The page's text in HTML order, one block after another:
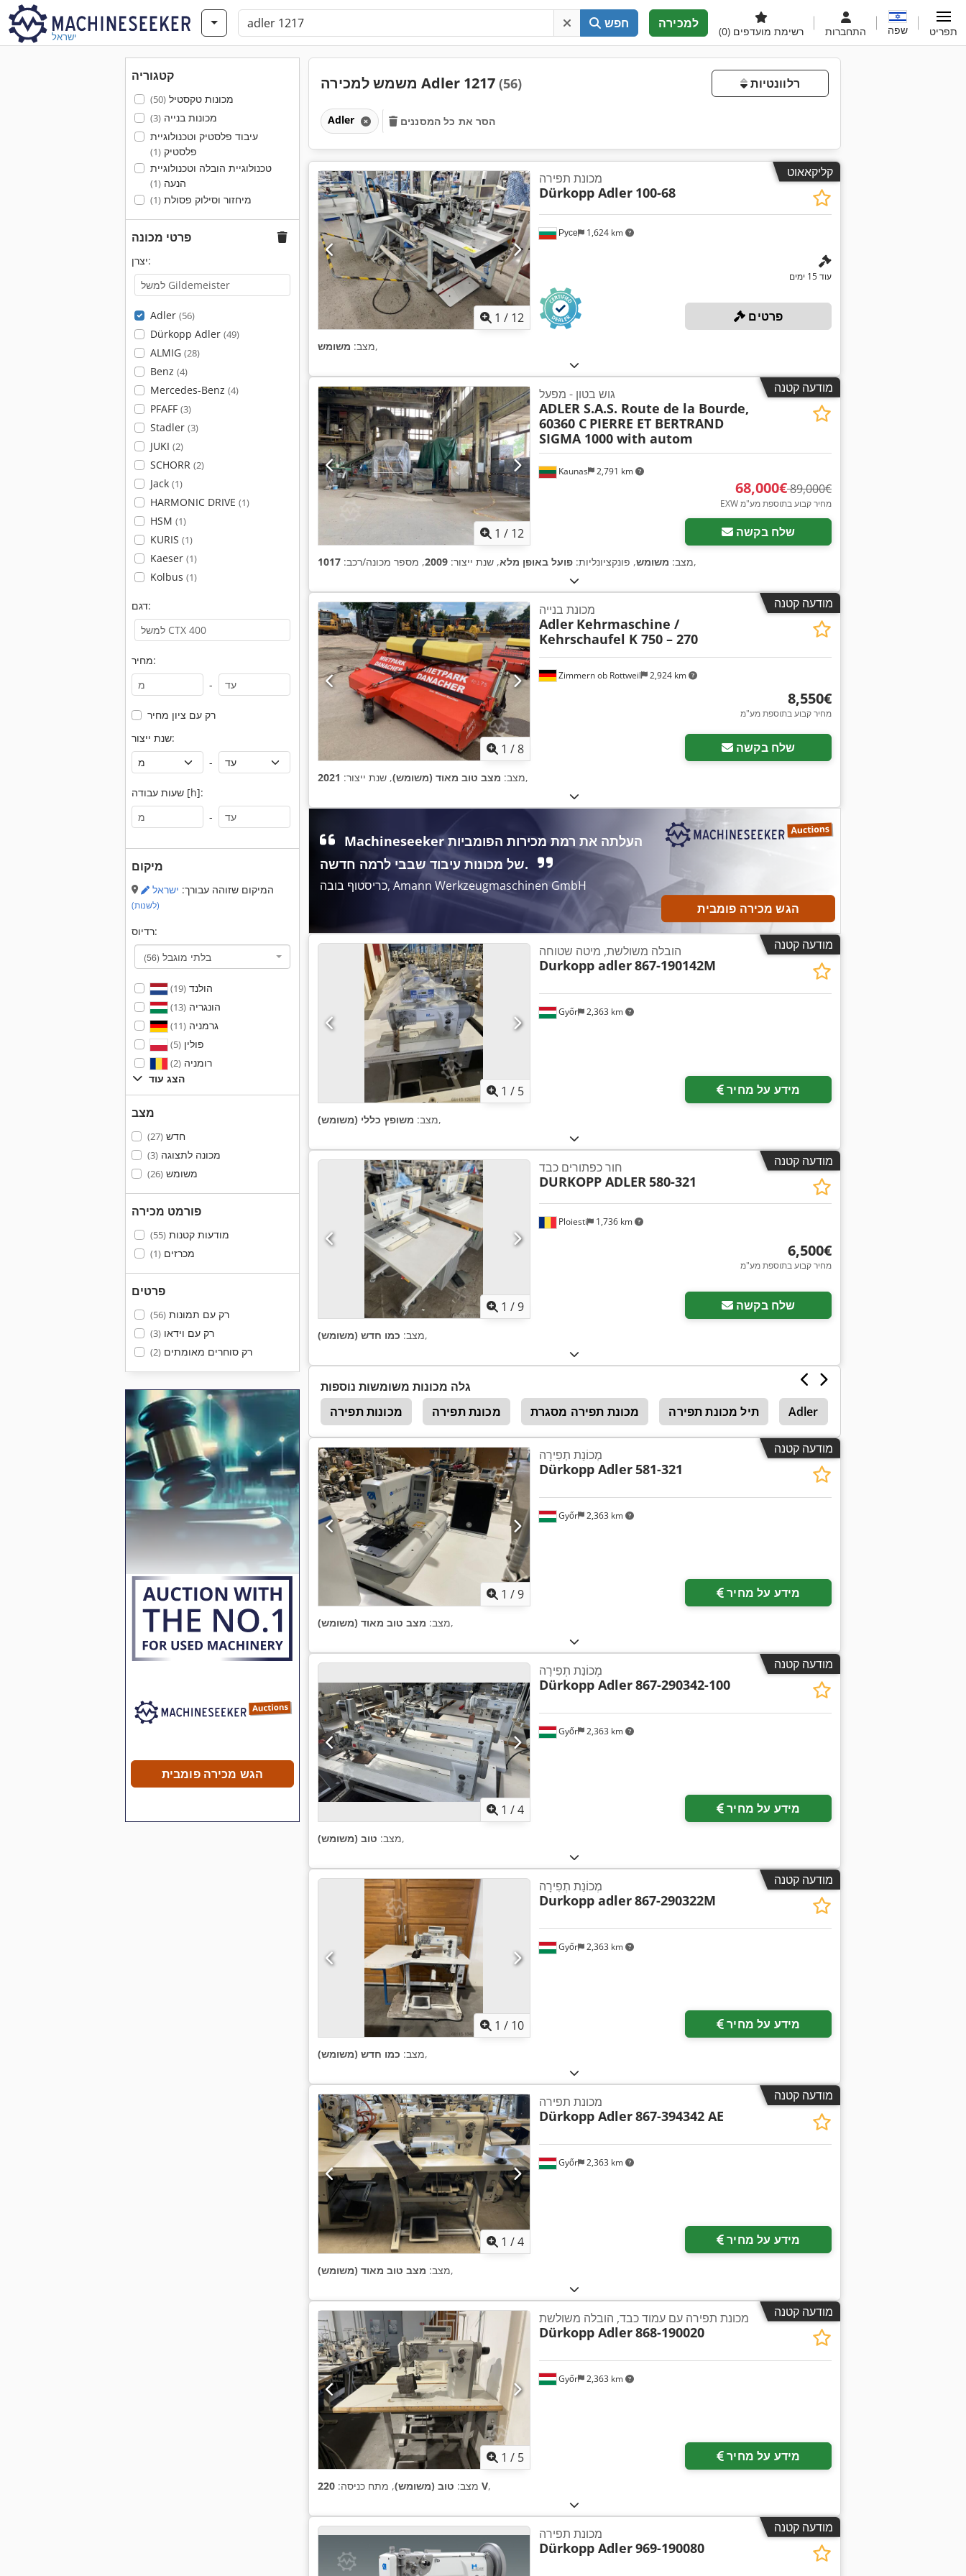
ישראל
חפש למכירה
רשימת מועדפים (0) התחברות שפה תפריט
קטגוריה
מכונות טקסטיל(50)
מכונות בנייה(3)
עיבוד פלסטיק וטכנולוגיית
פלסטיק(1)
טכנולוגיית הובלה וטכנולוגיית
הנעה(1)
מיחזור וסילוק פסולת(1)
פרטי מכונה
יצרן:
Adler (56)
Dürkopp Adler (49)
ALMIG (28)
Benz (4)
Mercedes-Benz (4)
PFAFF (3)
Stadler (3)
JUKI (2)
SCHORR (2)
Jack (1)
HARMONIC DRIVE (1)
HSM (1)
KURIS (1)
Kaeser (1)
Kolbus (1)
דגם:
מחיר:
-
רק עם ציון מחיר
שנת ייצור:
-
שעות עבודה [h]:
-
מיקום
המיקום שזוהה עבורך: ישראל
(לשנות)
רדיוס:
בלתי מוגבל (56)
הולנד(19)
הונגריה(13)
גרמניה(11)
פולין(5)
רומניה(2)
הצג עוד
מצב
חדש(27)
מכונה לתצוגה(3)
משומש(26)
פורמט מכירה
מודעות קטנות(55)
מכרזים(1)
פרטים
רק עם תמונות(56)
רק עם וידאו(3)
רק סוחרים מאומתים(2)
הגש מכירה פומבית
משמש למכירה Adler 1217 (56) רלוונטיות
Adler הסר את כל המסננים
קליקאאוט
1 / 12
Русе 1,624 km
מכונת תפירה
Dürkopp Adler 100-68
עוד 15 ימים
פרטים
מצב: משומש ,
מודעה קטנה
1 / 12
Kaunas 2,791 km
גוש בטון - מפעל
ADLER S.A.S. Route de la Bourde,
60360 C PIERRE ET BERTRAND
SIGMA 1000 with autom
‏68,000 ‏€ ‏89,000 ‏€
EXW מחיר קבוע בתוספת מע"מ
שלח בקשה
מצב: משומש, פונקציונליות: פועל באופן מלא, שנת ייצור: 2009, מספר מכונה/רכב: 1017 ,
מודעה קטנה
1 /8
Zimmern ob Rottweil 2,924 km
מכונת בנייה
Adler Kehrmaschine /
Kehrschaufel K 750 – 270
‏8,550 ‏€
מחיר קבוע בתוספת מע"מ
שלח בקשה
מצב: מצב טוב מאוד (משומש), שנת ייצור: 2021 ,
של מכונות עיבוד שבבי לרמה חדשה.
כריסטוף בובה, Amann Werkzeugmaschinen GmbH
הגש מכירה פומבית
מודעה קטנה
1 / 5
Győr 2,363 km
הובלה משולשת, מיטה שטוחה
Durkopp adler867-190142M
מידע על מחיר
מצב: משופץ כללי (משומש) ,
מודעה קטנה
1 /9
Ploiesti 1,736 km
חור כפתורים כבד
DURKOPP ADLER 580-321
‏6,500 ‏€
מחיר קבוע בתוספת מע"מ
שלח בקשה
מצב: כמו חדש (משומש) ,
גלה מכונות משומשות נוספות
מכונות תפירה
מכונת תפירה מכונת תפירה מסגרת תיל מכונת תפירה Adler מכונה אבן בטון מכונה לייצור בירה
מודעה קטנה
1 /9
Győr 2,363 km
מְכוֹנַת תְפִירָה
Dürkopp Adler581-321
מידע על מחיר
מצב: מצב טוב מאוד (משומש) ,
מודעה קטנה
1 /4
Győr 2,363 km
מְכוֹנַת תְפִירָה
Dürkopp Adler867-290342-100
מידע על מחיר
מצב: טוב (משומש) ,
מודעה קטנה
1 / 10
Győr 2,363 km
מְכוֹנַת תְפִירָה
Durkopp adler867-290322M
מידע על מחיר
מצב: כמו חדש (משומש) ,
מודעה קטנה
1 /4
Győr 2,363 km
מכונת תפירה
Dürkopp Adler867-394342 AE
מידע על מחיר
מצב: מצב טוב מאוד (משומש) ,
מודעה קטנה
1 / 5
Győr 2,363 km
מכונת תפירה עם עמוד כבד, הובלה משולשת
Dürkopp Adler868-190020
מידע על מחיר
מצב: טוב (משומש), מתח כניסה: 220 V,
מודעה קטנה מכונת תפירה
Dürkopp Adler969-190080